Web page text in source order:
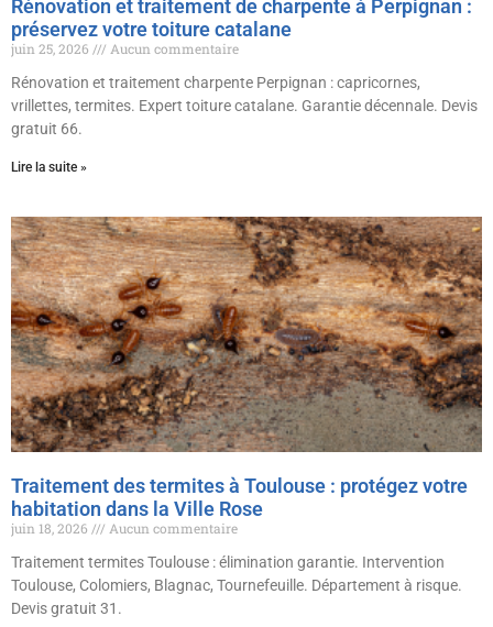
Rénovation et traitement de charpente à Perpignan :
préservez votre toiture catalane
juin 25, 2026
Aucun commentaire
Rénovation et traitement charpente Perpignan : capricornes,
vrillettes, termites. Expert toiture catalane. Garantie décennale. Devis
gratuit 66.
Lire la suite »
Traitement des termites à Toulouse : protégez votre
habitation dans la Ville Rose
juin 18, 2026
Aucun commentaire
Traitement termites Toulouse : élimination garantie. Intervention
Toulouse, Colomiers, Blagnac, Tournefeuille. Département à risque.
Devis gratuit 31.